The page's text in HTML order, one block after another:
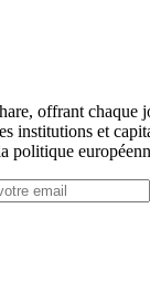
offrant chaque
institutions et
politique